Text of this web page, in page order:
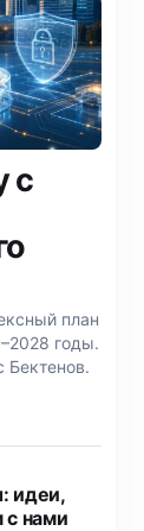
с
план
годы.
идеи,
с нами